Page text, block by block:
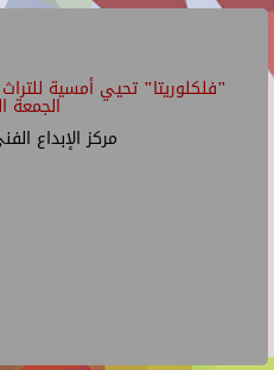
"فلكلوريتا" تحيي أمسية
الجمعة
مركز الإبداع